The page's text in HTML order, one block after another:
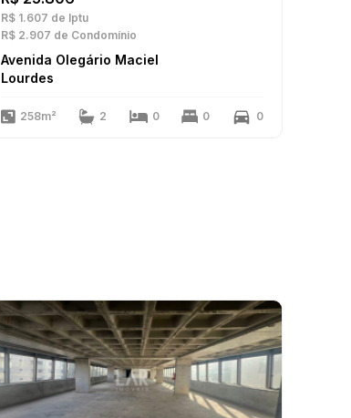
R$ 1.607 de Iptu
R$ 2.907 de Condomínio
Avenida Olegário Maciel
Lourdes
258m² 2 0 0 0